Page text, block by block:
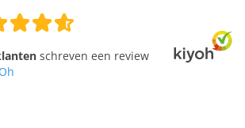
schreven een review